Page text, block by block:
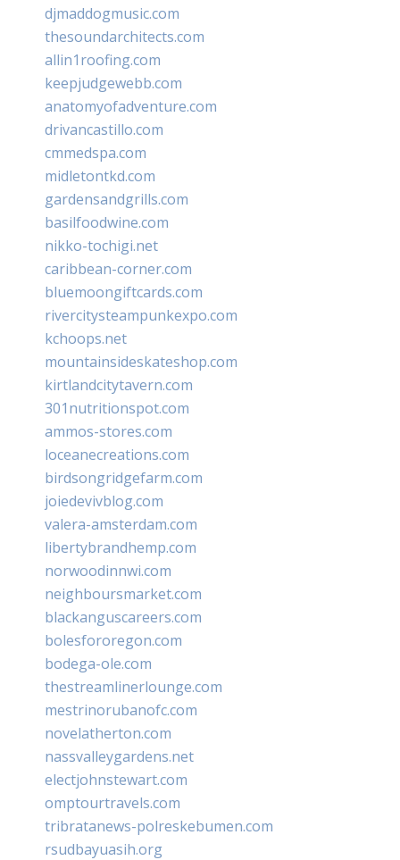
djmaddogmusic.com
thesoundarchitects.com
allin1roofing.com
keepjudgewebb.com
anatomyofadventure.com
drivancastillo.com
cmmedspa.com
midletontkd.com
gardensandgrills.com
basilfoodwine.com
nikko-tochigi.net
caribbean-corner.com
bluemoongiftcards.com
rivercitysteampunkexpo.com
kchoops.net
mountainsideskateshop.com
kirtlandcitytavern.com
301nutritionspot.com
ammos-stores.com
loceanecreations.com
birdsongridgefarm.com
joiedevivblog.com
valera-amsterdam.com
libertybrandhemp.com
norwoodinnwi.com
neighboursmarket.com
blackanguscareers.com
bolesfororegon.com
bodega-ole.com
thestreamlinerlounge.com
mestrinorubanofc.com
novelatherton.com
nassvalleygardens.net
electjohnstewart.com
omptourtravels.com
tribratanews-polreskebumen.com
rsudbayuasih.org